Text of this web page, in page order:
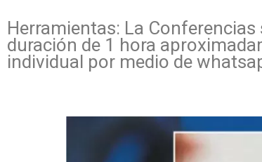
Herramientas: La
duración de 1 hora
individual por medio de